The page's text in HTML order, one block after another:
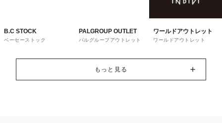
B.C STOCK
ベーセーストック
PALGROUP OUTLET
パルグループアウトレット
ワールドアウトレット
ワールドアウトレット
もっと見る